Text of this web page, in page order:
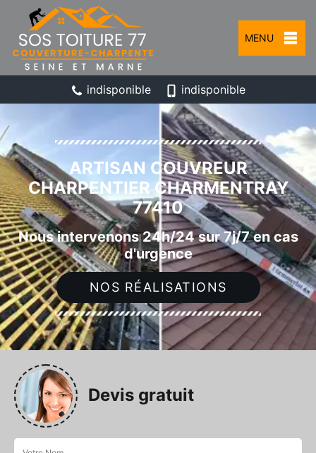
MENU
indisponible indisponible
ARTISAN COUVREUR
CHARPENTIER CHARMENTRAY
77410
Nous intervenons 24h/24 sur 7j/7 en cas
d'urgence
NOS RÉALISATIONS
Devis gratuit